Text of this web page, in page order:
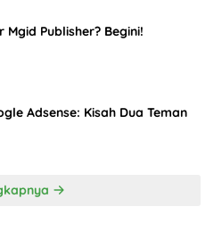
Publisher? Begini!
Adsense: Kisah Dua Teman